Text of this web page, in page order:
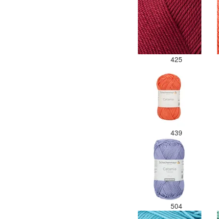
425
439
504